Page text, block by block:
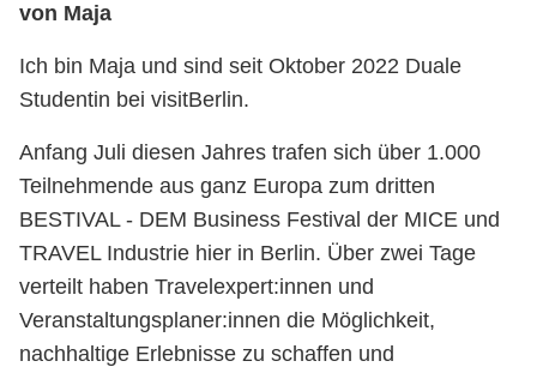
von Maja
Ich bin Maja und sind seit Oktober 2022 Duale
Studentin bei visitBerlin.
Anfang Juli diesen Jahres trafen sich über 1.000
Teilnehmende aus ganz Europa zum dritten
BESTIVAL - DEM Business Festival der MICE und
TRAVEL Industrie hier in Berlin. Über zwei Tage
verteilt haben Travelexpert:innen und
Veranstaltungsplaner:innen die Möglichkeit,
nachhaltige Erlebnisse zu schaffen und